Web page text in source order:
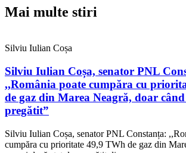
Mai multe stiri
Silviu Iulian Coșa
Silviu Iulian Coșa, senator PNL
,,România poate cumpăra cu
de gaz din Marea Neagră, doar
pregătit”
Silviu Iulian Coșa, senator PNL Constanța:
cumpăra cu prioritate 49,9 TWh de gaz din